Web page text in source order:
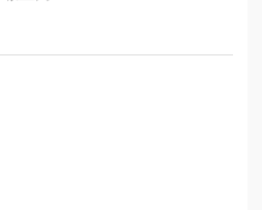
显着提高了无线通信